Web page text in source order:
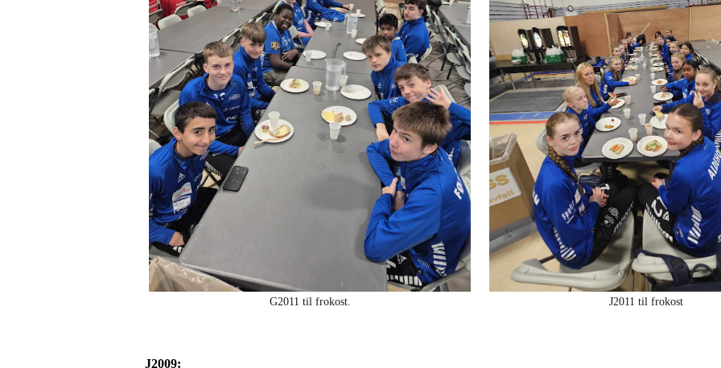
G2011 til frokost. J2011 til frokost
J2009: